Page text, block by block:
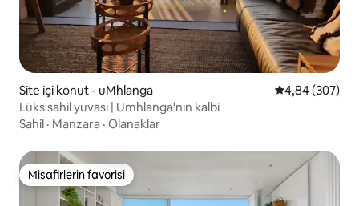
Site içi konut - uMhlanga 5 üzerinden
4,84 (307)
Lüks sahil yuvası | Umhlanga'nın kalbi
Sahil · Manzara · Olanaklar
Misafirlerin favorisi
Misafirlerin favorisi